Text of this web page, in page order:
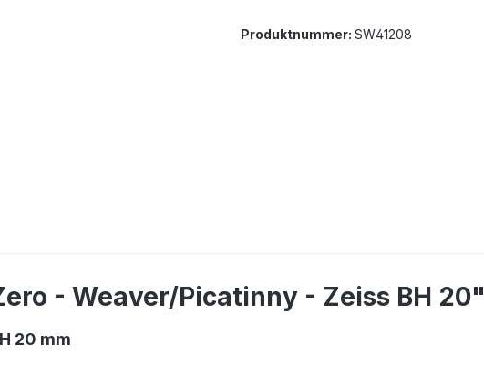
Produktnummer: SW41208
- Weaver/Picatinny - Zeiss BH 20"
20 mm